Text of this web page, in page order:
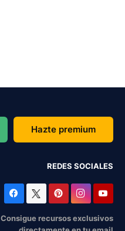
Hazte premium
REDES SOCIALES
Consigue recursos exclusivos